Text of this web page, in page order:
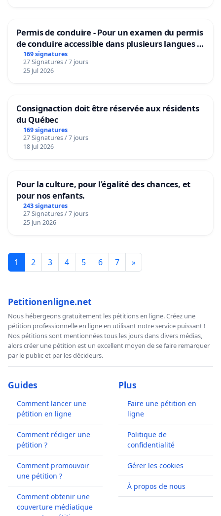
Permis de conduire - Pour un examen du permis
de conduire accessible dans plusieurs langues à
Bruxelles
169 signatures
27 Signatures / 7 jours
25 Jul 2026
Consignaction doit être réservée aux résidents
du Québec
169 signatures
27 Signatures / 7 jours
18 Jul 2026
Pour la culture, pour l'égalité des chances, et
pour nos enfants.
243 signatures
27 Signatures / 7 jours
25 Jun 2026
1 2 3 4 5 6 7 »
Petitionenligne.net
Nous hébergeons gratuitement les pétitions en ligne. Créez une
pétition professionnelle en ligne en utilisant notre service puissant !
Nos pétitions sont mentionnées tous les jours dans divers médias,
alors créer une pétition est un excellent moyen de se faire remarquer
par le public et par les décideurs.
Guides
Comment lancer une
pétition en ligne
Comment rédiger une
pétition ?
Comment promouvoir
une pétition ?
Comment obtenir une
couverture médiatique
Plus
Faire une pétition en
ligne
Politique de
confidentialité
Gérer les cookies
À propos de nous